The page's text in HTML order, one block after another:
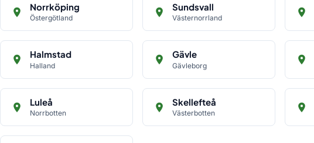
Norrköping
Östergötland
Sundsvall
Västernorrland
Halmstad
Halland
Gävle
Gävleborg
Luleå
Norrbotten
Skellefteå
Västerbotten